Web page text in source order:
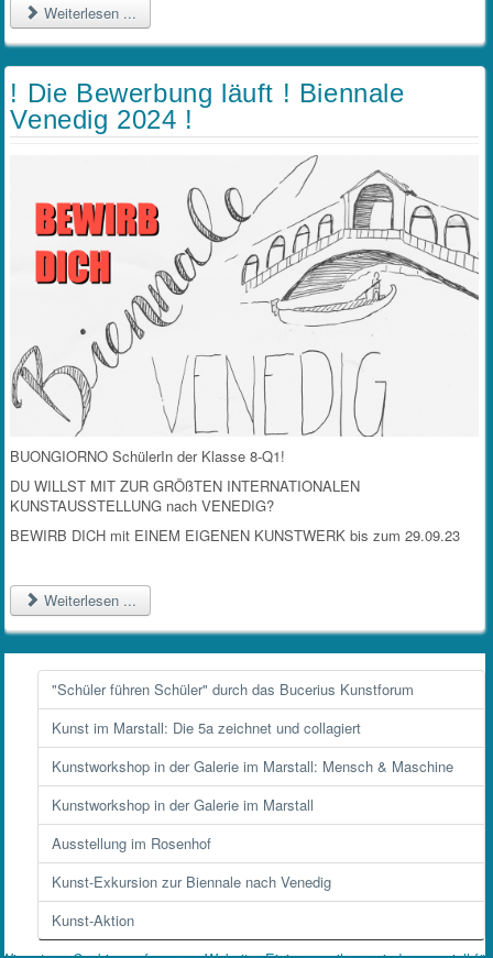
Weiterlesen ...
! Die Bewerbung läuft ! Biennale
Venedig 2024 !
BUONGIORNO SchülerIn der Klasse 8-Q1!
DU WILLST MIT ZUR GRÖßTEN INTERNATIONALEN
KUNSTAUSSTELLUNG nach VENEDIG?
BEWIRB DICH mit EINEM EIGENEN KUNSTWERK bis zum 29.09.23
Weiterlesen ...
"Schüler führen Schüler" durch das Bucerius Kunstforum
Kunst im Marstall: Die 5a zeichnet und collagiert
Kunstworkshop in der Galerie im Marstall: Mensch & Maschine
Kunstworkshop in der Galerie im Marstall
Ausstellung im Rosenhof
Kunst-Exkursion zur Biennale nach Venedig
Kunst-Aktion